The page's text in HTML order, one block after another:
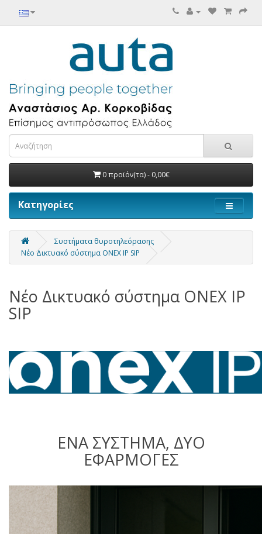
0 προϊόν(τα) - 0,00€
Κατηγορίες
Συστήματα θυροτηλεόρασης
Νέο Δικτυακό σύστημα ONEX IP SIP
Νέο Δικτυακό σύστημα ONEX IP
SIP
ΕΝΑ ΣΥΣΤΗΜΑ, ΔΥΟ
ΕΦΑΡΜΟΓΕΣ